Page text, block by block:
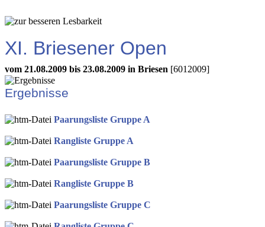
XI. Briesener Open
vom 21.08.2009 bis 23.08.2009 in Briesen [6012009]
Ergebnisse
Paarungsliste Gruppe A
Rangliste Gruppe A
Paarungsliste Gruppe B
Rangliste Gruppe B
Paarungsliste Gruppe C